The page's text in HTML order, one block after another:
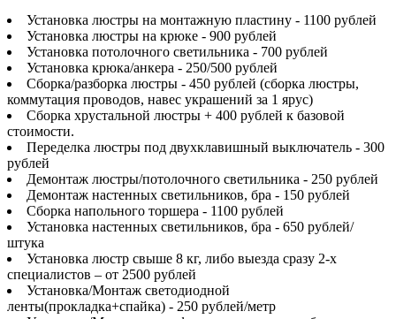
Установка люстры на монтажную пластину - 1100 рублей
Установка люстры на крюке - 900 рублей
Установка потолочного светильника - 700 рублей
Установка крюка/анкера - 250/500 рублей
Сборка/разборка люстры - 450 рублей (сборка люстры,
коммутация проводов, навес украшений за 1 ярус)
Сборка хрустальной люстры + 400 рублей к базовой
стоимости.
Переделка люстры под двухклавишный выключатель - 300
рублей
Демонтаж люстры/потолочного светильника - 250 рублей
Демонтаж настенных светильников, бра - 150 рублей
Сборка напольного торшера - 1100 рублей
Установка настенных светильников, бра - 650 рублей/
штука
Установка люстр свыше 8 кг, либо выезда сразу 2-х
специалистов – от 2500 рублей
Установка/Монтаж светодиодной
ленты(прокладка+спайка) - 250 рублей/метр